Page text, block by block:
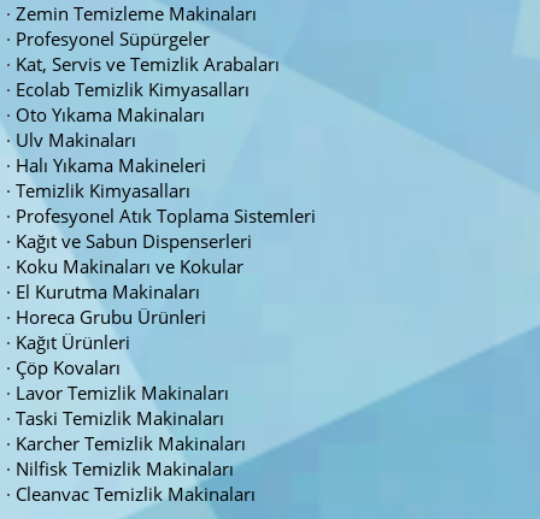
Zemin Temizleme Makinaları
Profesyonel Süpürgeler
Kat, Servis ve Temizlik Arabaları
Ecolab Temizlik Kimyasalları
Oto Yıkama Makinaları
Ulv Makinaları
Halı Yıkama Makineleri
Temizlik Kimyasalları
Profesyonel Atık Toplama Sistemleri
Kağıt ve Sabun Dispenserleri
Koku Makinaları ve Kokular
El Kurutma Makinaları
Horeca Grubu Ürünleri
Kağıt Ürünleri
Çöp Kovaları
Lavor Temizlik Makinaları
Taski Temizlik Makinaları
Karcher Temizlik Makinaları
Nilfisk Temizlik Makinaları
Cleanvac Temizlik Makinaları